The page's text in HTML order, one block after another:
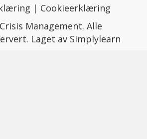
Management. Alle
Laget av Simplylearn
| Cookieerklæring